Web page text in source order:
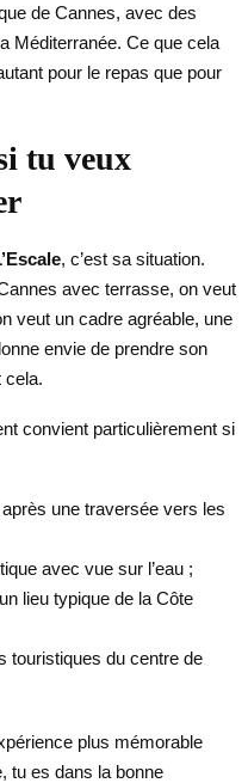
de Cannes, avec des
Méditerranée. Ce que cela
pour le repas que pour
tu veux
, c’est sa situation.
avec terrasse, on veut
veut un cadre agréable, une
envie de prendre son
cela.
convient particulièrement si
après une traversée vers les
avec vue sur l’eau ;
lieu typique de la Côte
touristiques du centre de
plus mémorable
tu es dans la bonne